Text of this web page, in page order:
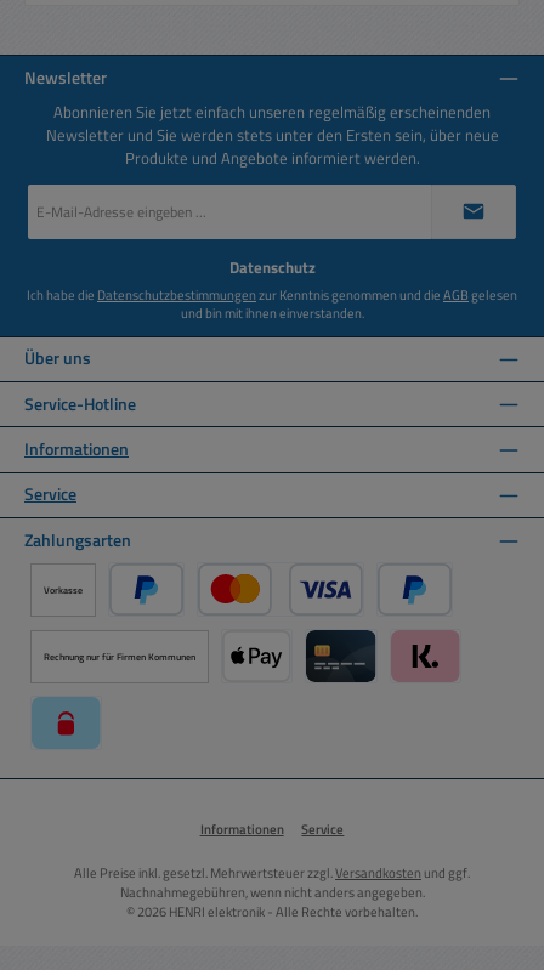
Newsletter
Abonnieren Sie jetzt einfach unseren regelmäßig erscheinenden
Newsletter und Sie werden stets unter den Ersten sein, über neue
Produkte und Angebote informiert werden.
Mail-
Datenschutz
Ich habe die Datenschutzbestimmungenzur Kenntnis genommen und dieAGBgelesen
und bin mit ihnen einverstanden.
Über uns
Service-Hotline
Informationen
Service
Zahlungsarten
Vorkasse
PayPal Kredit- oder Debitkarte über PayPal
Später Bezahlen
Rechnung nur für Firmen Kommunen
Informationen Service
Alle Preise inkl. gesetzl. Mehrwertsteuer zzgl.Versandkosten und ggf.
Nachnahmegebühren, wenn nicht anders angegeben.
© 2026 HENRI elektronik - Alle Rechte vorbehalten.